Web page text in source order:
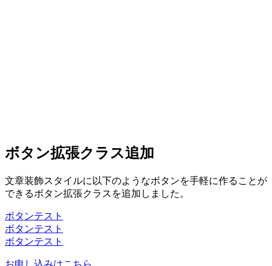
ボタン拡張クラス追加
文章装飾スタイルに以下のようなボタンを手軽に作ることが
できるボタン拡張クラスを追加しました。
ボタンテスト
ボタンテスト
ボタンテスト
お申し込みはこちら